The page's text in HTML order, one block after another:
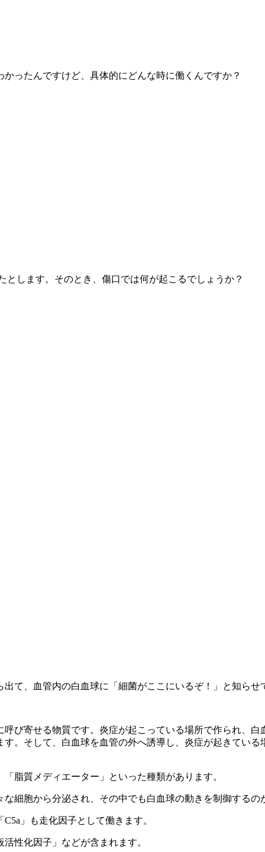
ったんですけど、具体的にどんな時に働くんですか？
します。そのとき、傷口では何が起こるでしょうか？
て、血管内の白血球に「細菌がここにいるぞ！」と知ら
び寄せる物質です。炎症が起こっている場所で作られ、
。そして、白血球を血管の外へ誘導し、炎症が起きてい
脂質メディエーター」といった種類があります。
細胞から分泌され、その中でも白血球の動きを制御するの
」も走化因子として働きます。
性化因子」などが含まれます。